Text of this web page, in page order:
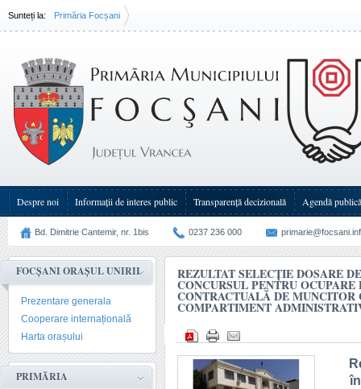
Sunteți la: Primăria Focșani
Despre noi Informații de interes public Transparenţă decizională Agendă publică
Bd. Dimitrie Cantemir, nr. 1bis 0237 236 000
FOCȘANI ORAȘUL UNIRII
Prezentare generala
Cooperare internațională
Harta orașului
PRIMĂRIA
REZULTAT SELECŢIE DOSARE
CONCURSUL PENTRU OCUPARE
CONTRACTUALĂ DE
COMPARTIMENT